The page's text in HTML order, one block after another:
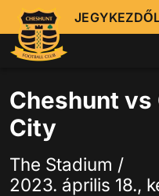
Cheshunt
City
The Stadium /
2023. április 18.,